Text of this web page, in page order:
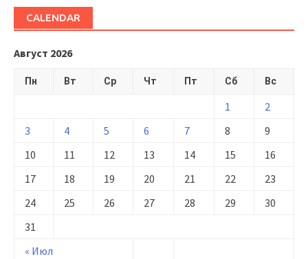
CALENDAR
Август 2026
Пн Вт Ср Чт Пт Сб Вс
« Июл
1
2
3
4 5 6 7 8
9
10
11 12 13 14 15
16
17
18 19 20 21 22
23
24
25 26 27 28 29
30
31